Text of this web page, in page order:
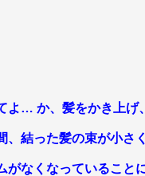
よ… か、髪をかき上げ
、結った髪の束が小さ
がなくなっていること